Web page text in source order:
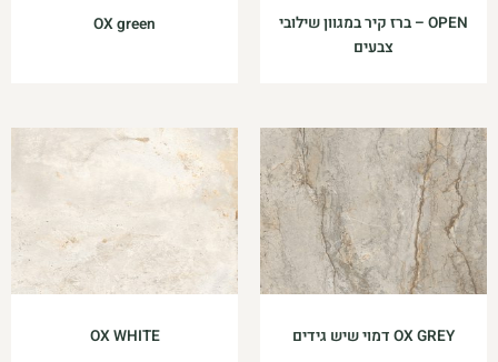
OPEN – ברז קיר במגוון שילובי
צבעים
OX green
OX GREY דמוי שיש גידים OX WHITE